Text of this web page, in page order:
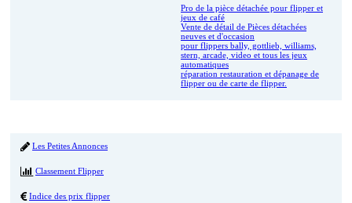
Pro de la pièce détachée pour flipper et
jeux de café
Vente de détail de Pièces détachées
neuves et d'occasion
pour flippers bally, gottlieb, williams,
stern, arcade, video et tous les jeux
automatiques
réparation restauration et dépanage de
flipper ou de carte de flipper.
Les Petites Annonces
Classement Flipper
Indice des prix flipper